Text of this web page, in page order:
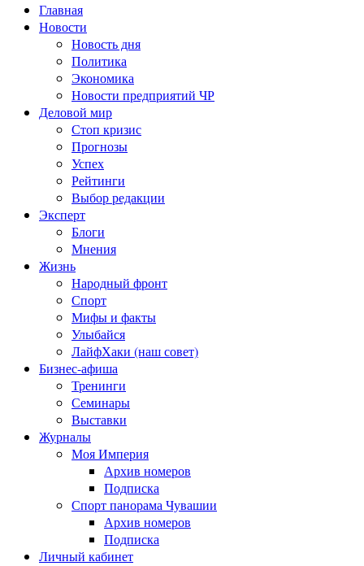
Главная
Новости
Новость дня
Политика
Экономика
Новости предприятий ЧР
Деловой мир
Стоп кризис
Прогнозы
Успех
Рейтинги
Выбор редакции
Эксперт
Блоги
Мнения
Жизнь
Народный фронт
Спорт
Мифы и факты
Улыбайся
ЛайфХаки (наш совет)
Бизнес-афиша
Тренинги
Семинары
Выставки
Журналы
Моя Империя
Архив номеров
Подписка
Спорт панорама Чувашии
Архив номеров
Подписка
Личный кабинет